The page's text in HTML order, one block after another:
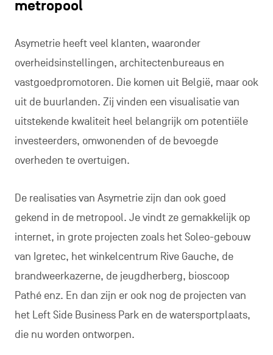
metropool
Asymetrie heeft veel klanten, waaronder
overheidsinstellingen, architectenbureaus en
vastgoedpromotoren. Die komen uit België, maar ook
uit de buurlanden. Zij vinden een visualisatie van
uitstekende kwaliteit heel belangrijk om potentiële
investeerders, omwonenden of de bevoegde
overheden te overtuigen.
De realisaties van Asymetrie zijn dan ook goed
gekend in de metropool. Je vindt ze gemakkelijk op
internet, in grote projecten zoals het Soleo-gebouw
van Igretec, het winkelcentrum Rive Gauche, de
brandweerkazerne, de jeugdherberg, bioscoop
Pathé enz. En dan zijn er ook nog de projecten van
het Left Side Business Park en de watersportplaats,
die nu worden ontworpen.